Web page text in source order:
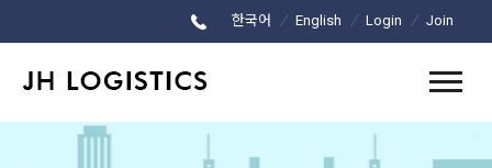
한국어 / English / Login / Join